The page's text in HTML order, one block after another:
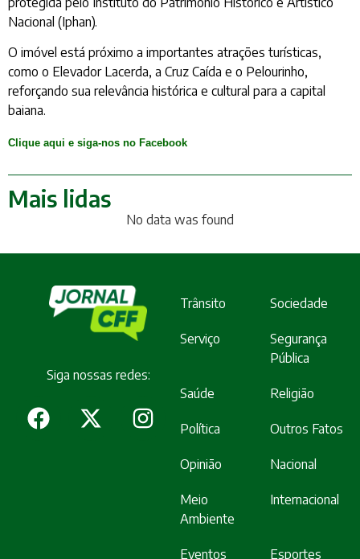
Nacional (Iphan).
O imóvel está próximo a importantes atrações turísticas,
como o Elevador Lacerda, a Cruz Caída e o Pelourinho,
reforçando sua relevância histórica e cultural para a capital
baiana.
Clique aqui e siga-nos no Facebook
Mais lidas
No data was found
Siga nossas redes:
Trânsito Sociedade
Serviço
Segurança
Pública
Saúde Religião
Política Outros Fatos
Opinião Nacional
Meio
Ambiente
Internacional
Eventos Esportes